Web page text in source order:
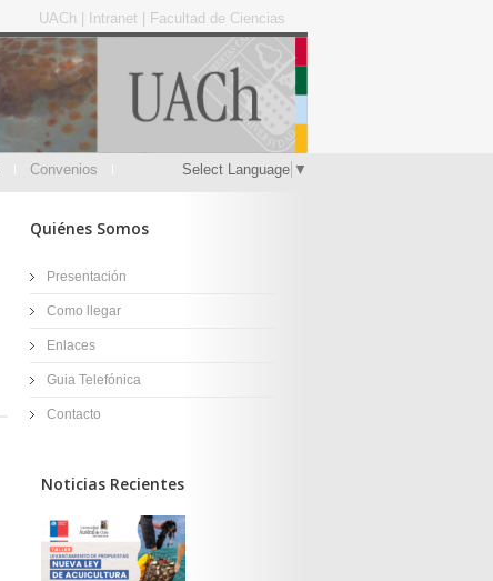
UACh Intranet Facultad de Ciencias
Convenios Select Language ▼
Quiénes Somos
Presentación
Como llegar
Enlaces
Guia Telefónica
Contacto
Noticias Recientes